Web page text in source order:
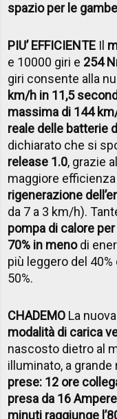
spazio per le gambe
PIU’ EFFICIENTE Il
e 10000 giri e 254
giri consente alla
km/h in 11,5
massima di 144
reale delle batterie
dichiarato che si
release 1.0, grazie
maggiore efficienza
rigenerazione
da 7 a 3 km/h).
pompa di calore
70% in menodi
più leggero del 40%
50%.
CHADEMO La nuova
modalità di carica
nascosto dietro al
illuminato, a
prese: 12 ore
presa da 16
minuti raggiunge